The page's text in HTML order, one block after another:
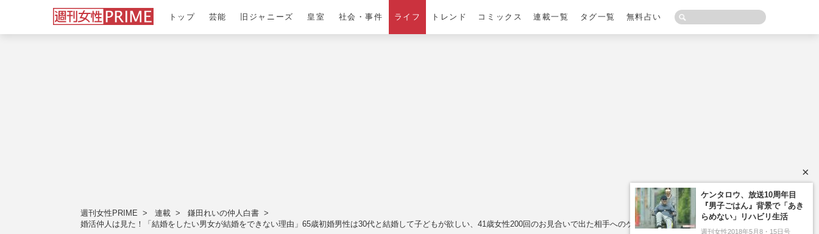
トップ 芸能 旧ジャニーズ 皇室 社会・事件 ライフ トレンド コミックス 連載一覧 タグ一覧 無料占い
週刊女性PRIME 連載
鎌田れいの仲人白書
婚活仲人は見た！「結婚をしたい男女が結婚をできない理由」65歳初婚男性は30代と結婚して子どもが欲しい、41歳女性200回のお見合いで出た相手へのケチ
×
ケンタロウ、放送10周年目
『男子ごはん』背景で「あき
らめない」リハビリ生活
週刊女性2018年5月8・15日号